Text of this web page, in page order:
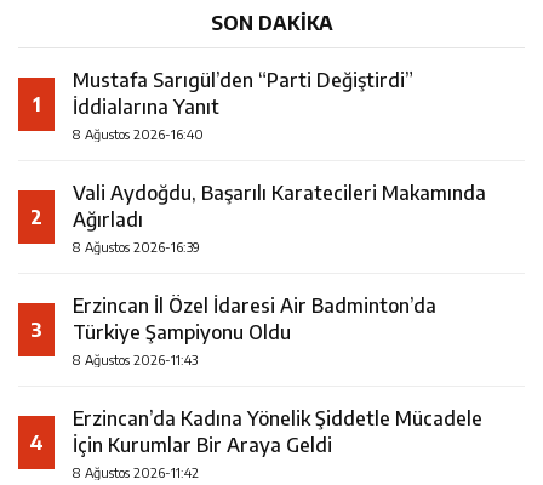
SON DAKİKA
1
Mustafa Sarıgül’den “Parti Değiştirdi”
İddialarına Yanıt
8 Ağustos 2026-16:40
2
Vali Aydoğdu, Başarılı Karatecileri Makamında
Ağırladı
8 Ağustos 2026-16:39
3
Erzincan İl Özel İdaresi Air Badminton’da
Türkiye Şampiyonu Oldu
8 Ağustos 2026-11:43
4
Erzincan’da Kadına Yönelik Şiddetle Mücadele
İçin Kurumlar Bir Araya Geldi
8 Ağustos 2026-11:42